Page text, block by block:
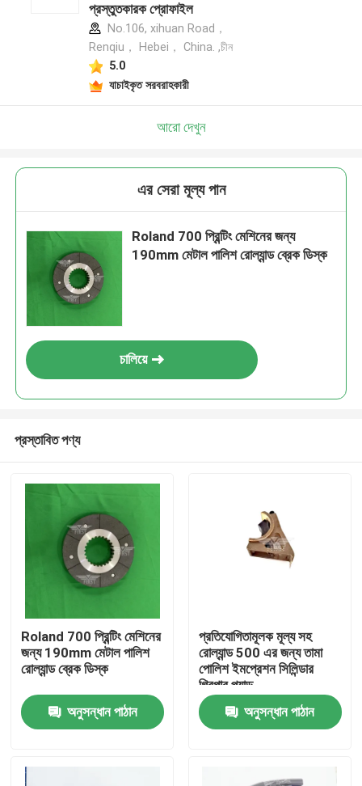
প্রস্তুতকারক প্রোফাইল
No.106, xihuan Road，
Renqiu， Hebei， China. ,চীন
5.0
যাচাইকৃত সরবরাহকারী
আরো দেখুন
এর সেরা মূল্য পান
Roland 700 প্রিন্টিং মেশিনের জন্য
190mm মেটাল পালিশ রোল্যান্ড ব্রেক ডিস্ক
চালিয়ে
প্রস্তাবিত পণ্য
Roland 700 প্রিন্টিং মেশিনের
জন্য 190mm মেটাল পালিশ
রোল্যান্ড ব্রেক ডিস্ক
অনুসন্ধান পাঠান
প্রতিযোগিতামূলক মূল্য সহ
রোল্যান্ড 500 এর জন্য তামা
পোলিশ ইমপ্রেশন সিলিন্ডার
গ্রিপার প্যাড
অনুসন্ধান পাঠান